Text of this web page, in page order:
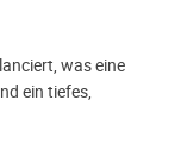
was eine
ein tiefes,